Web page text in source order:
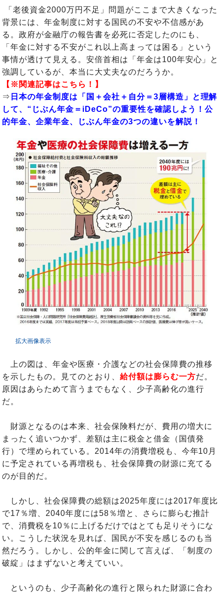
「老後資金2000万円不足」問題がここまで大きくなった
背景には、年金制度に対する国民の不安や不信感があ
る。政府が金融庁の報告書を必死に否定したのにも、
「年金に対する不安がこれ以上高まっては困る」という
事情が透けて見える。安倍首相は「年金は100年安心」と
強調しているが、本当に大丈夫なのだろうか。
【※関連記事はこちら！】
⇒ 日本の年金制度は「国＋会社＋自分＝3層構造」と理解
して、“じぶん年金＝iDeCo”の重要性を確認しよう！公
的年金、企業年金、じぶん年金の3つの違いを解説！
拡大画像表示
上の図は、年金や医療・介護などの社会保障費の推移
を示したもの。見てのとおり、 給付額は膨らむ一方だ。
原因はあらためて言うまでもなく、少子高齢化の進行
だ。
財源となるのは本来、社会保険料だが、費用の増大に
まったく追いつかず、差額は主に税金と借金（国債発
行）で埋められている。2014年の消費増税も、今年10月
に予定されている再増税も、社会保障費の財源に充てる
のが目的だ。
しかし、社会保障費の総額は2025年度には2017年度比
で17％増、2040年度には58％増と、さらに膨らむ推計
で、消費税を10％に上げるだけではとても足りそうにな
い。こうした状況を見れば、国民が不安を感じるのも当
然だろう。しかし、公的年金に関して言えば、「制度の
破綻」はまずないと考えていい。
というのも、少子高齢化の進行と限られた財源に合わ